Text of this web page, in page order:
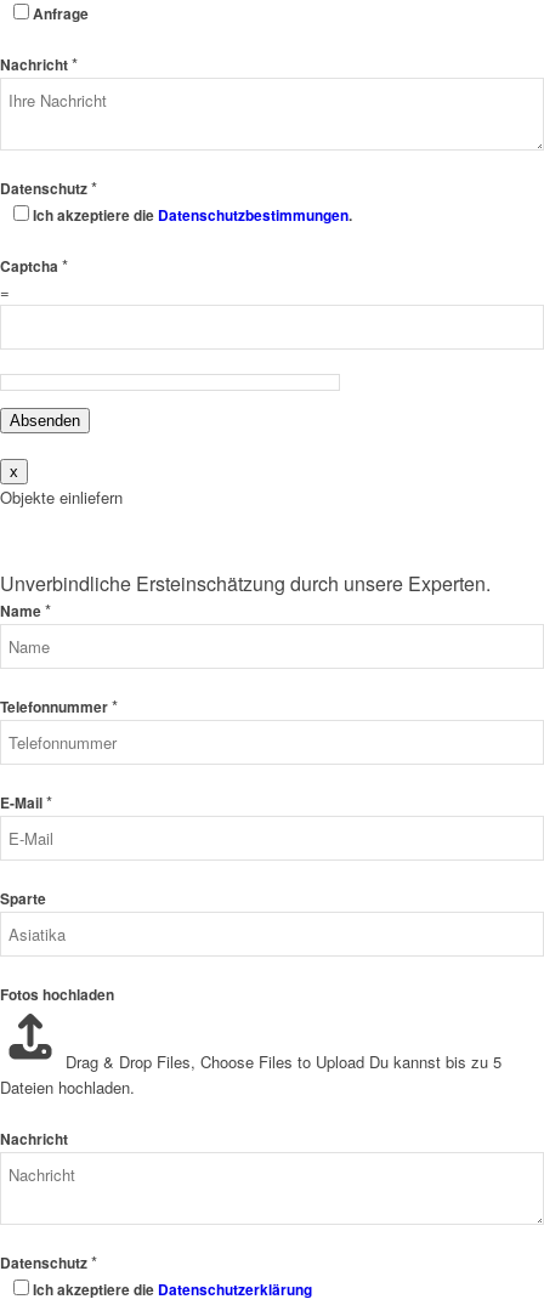
Anfrage
Nachricht*
Datenschutz*
Ich akzeptiere die Datenschutzbestimmungen.
Captcha *
=
Absenden
x
Objekte einliefern
Unverbindliche Ersteinschätzung durch unsere Experten.
Name*
Telefonnummer*
E-Mail*
Sparte
Fotos hochladen
Drag & Drop Files, Choose Files to Upload Du kannst bis zu 5
Dateien hochladen.
Nachricht
Datenschutz*
Ich akzeptiere die Datenschutzerklärung